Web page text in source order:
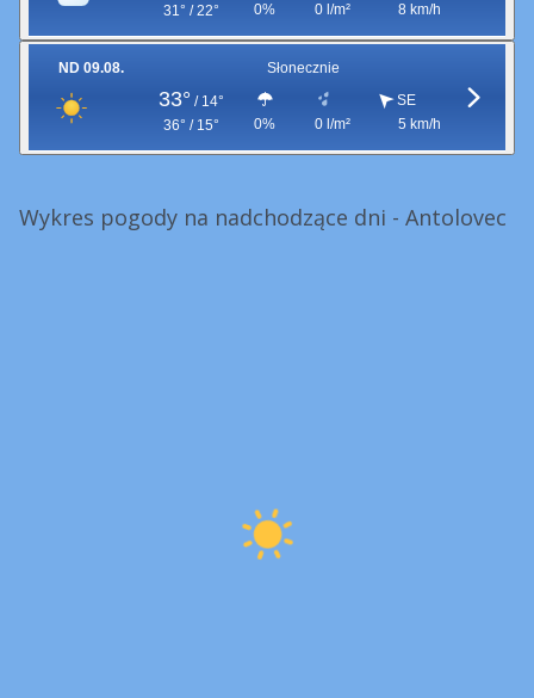
31° / 22°
0% 0 l/m²
8 km/h
ND 09.08. Słonecznie
33° / 14°
36° / 15°
0% 0 l/m²
SE
5 km/h
Wykres pogody na nadchodzące dni - Antolovec